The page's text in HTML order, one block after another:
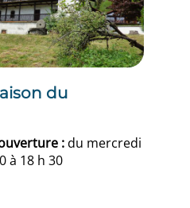
du
:du mercredi
à 18 h 30